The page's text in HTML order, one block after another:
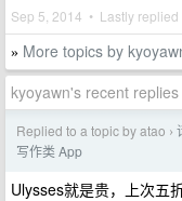
Sep 5, 2014 • Lastly replied
» More topics by
kyoyawn's recent replies
Replied to a topic by atao ›
写作类 App
Ulysses就是贵，上次五